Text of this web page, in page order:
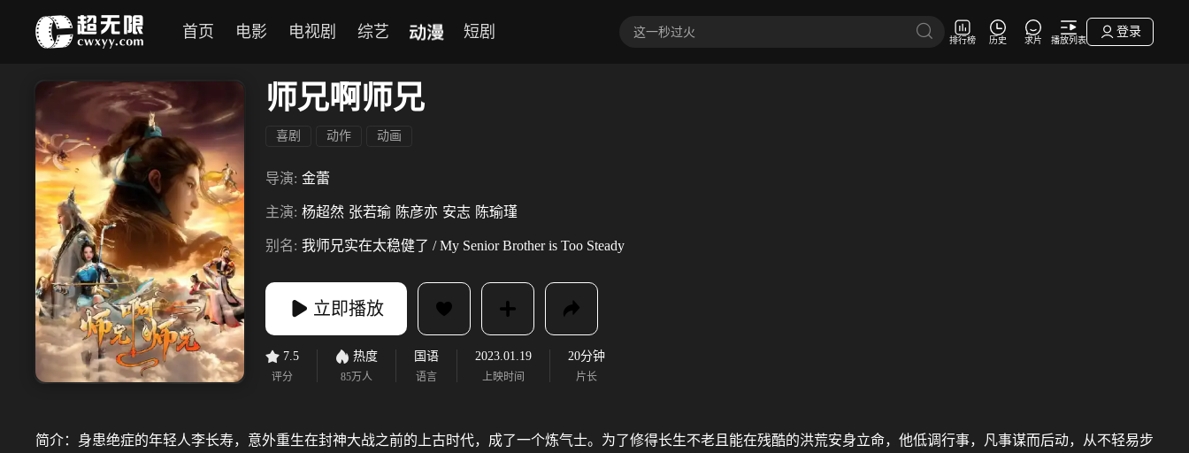
首页 电影 电视剧 综艺 动漫 短剧 排行榜 历史 求片 播放列表
登录
师兄啊师兄
喜剧 动作 动画
导演: 金蕾
主演: 杨超然 张若瑜 陈彦亦 安志 陈瑜瑾
别名: 我师兄实在太稳健了 / My Senior Brother is Too Steady
立即播放
7.5
评分
热度
85万人
国语
语言
2023.01.19
上映时间
20分钟
片长
简介： 身患绝症的年轻人李长寿，意外重生在封神大战之前的上古时代，成了一个炼气士。为了修得长生不老且能在残酷的洪荒安身立命，他低调行事，凡事谋而后动，从不轻易步